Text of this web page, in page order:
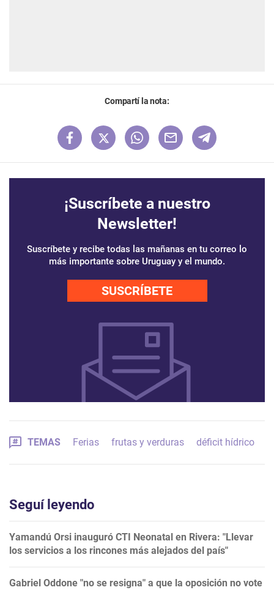
Compartí la nota:
¡Suscríbete a nuestro
Newsletter!
Suscríbete y recibe todas las mañanas en tu correo lo
más importante sobre Uruguay y el mundo.
SUSCRÍBETE
TEMAS Ferias frutas y verduras déficit hídrico
Seguí leyendo
Yamandú Orsi inauguró CTI Neonatal en Rivera: "Llevar
los servicios a los rincones más alejados del país"
Gabriel Oddone "no se resigna" a que la oposición no vote